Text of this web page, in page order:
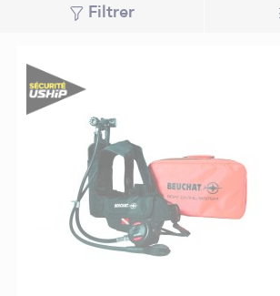
Filtrer